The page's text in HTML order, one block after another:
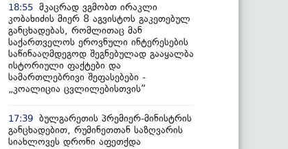
18:55 მკაცრად ვგმობთ ირაკლი
კობახიძის მიერ 8 აგვისტოს გაკეთებულ
განცხადებას, რომლითაც მან
საქართველოს ეროვნული ინტერესების
საწინააღმდეგოდ შეგნებულად გააყალბა
ისტორიული ფაქტები და
სამართლებრივი შეფასებები -
„კოალიცია ცვლილებისთვის“
17:39 ბულგარეთის პრემიერ-მინისტრის
განცხადებით, რუმინეთთან საზღვარის
სიახლოვეს დრონი აფეთქდა